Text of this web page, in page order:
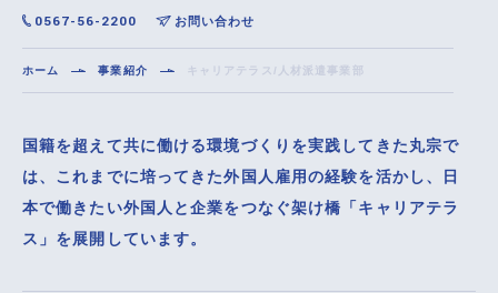
0567-56-2200 お問い合わせ
ホーム 事業紹介 キャリアテラス/人材派遣事業部
国籍を超えて共に働ける環境づくりを実践してきた丸宗で
は、これまでに培ってきた外国人雇用の経験を活かし、日
本で働きたい外国人と企業をつなぐ架け橋「キャリアテラ
ス」を展開しています。